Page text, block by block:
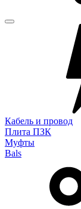
Кабель и провод
Плита ПЗК
Муфты
Bals